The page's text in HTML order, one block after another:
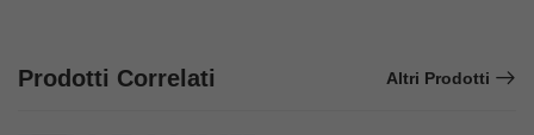
Prodotti Correlati Altri Prodotti